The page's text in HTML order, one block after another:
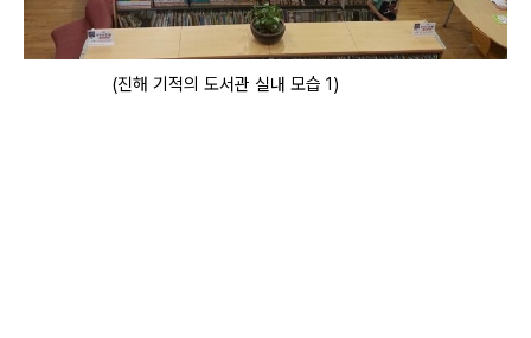
(진해 기적의 도서관 실내 모습 1)